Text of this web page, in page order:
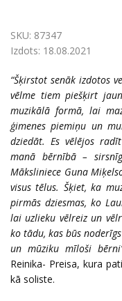
SKU: 87347
Izdots: 18.08.2021
“Šķirstot senāk izdotos
vēlme tiem piešķirt
muzikālā formā, lai
ģimenes piemiņu un
dziedāt. Es vēlējos
manā bērnībā –
Māksliniece Guna
visus tēlus. Šķiet, ka
pirmās dziesmas, ko
lai uzlieku vēlreiz un
ko tādu, kas būs
un mūziku mīloši
Reinika- Preisa, kura
kā soliste.